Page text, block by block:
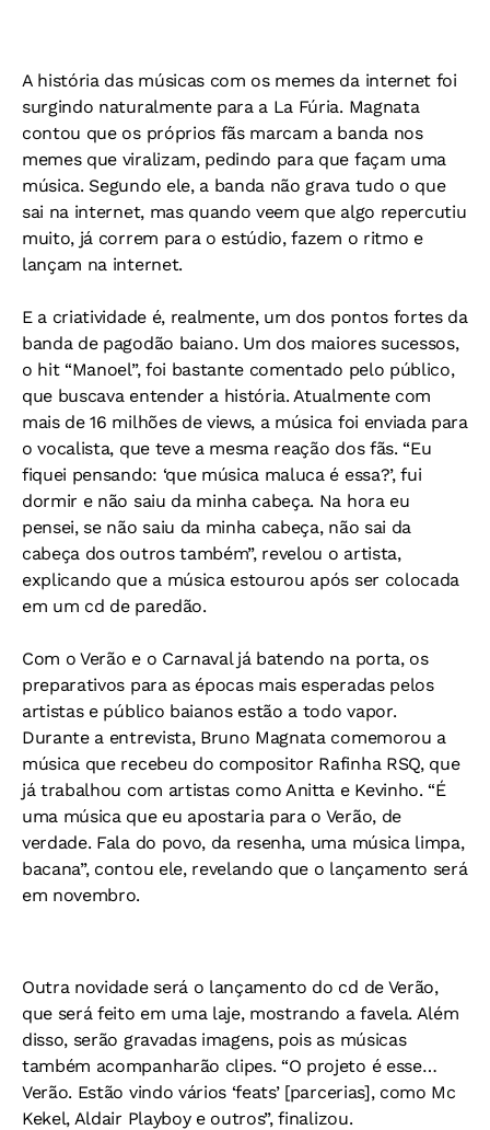
A história das músicas com os memes da internet foi
surgindo naturalmente para a La Fúria. Magnata
contou que os próprios fãs marcam a banda nos
memes que viralizam, pedindo para que façam uma
música. Segundo ele, a banda não grava tudo o que
sai na internet, mas quando veem que algo repercutiu
muito, já correm para o estúdio, fazem o ritmo e
lançam na internet.
E a criatividade é, realmente, um dos pontos fortes da
banda de pagodão baiano. Um dos maiores sucessos,
o hit “Manoel”, foi bastante comentado pelo público,
que buscava entender a história. Atualmente com
mais de 16 milhões de views, a música foi enviada para
o vocalista, que teve a mesma reação dos fãs. “Eu
fiquei pensando: ‘que música maluca é essa?’, fui
dormir e não saiu da minha cabeça. Na hora eu
pensei, se não saiu da minha cabeça, não sai da
cabeça dos outros também”, revelou o artista,
explicando que a música estourou após ser colocada
em um cd de paredão.
Com o Verão e o Carnaval já batendo na porta, os
preparativos para as épocas mais esperadas pelos
artistas e público baianos estão a todo vapor.
Durante a entrevista, Bruno Magnata comemorou a
música que recebeu do compositor Rafinha RSQ, que
já trabalhou com artistas como Anitta e Kevinho. “É
uma música que eu apostaria para o Verão, de
verdade. Fala do povo, da resenha, uma música limpa,
bacana”, contou ele, revelando que o lançamento será
em novembro.
Outra novidade será o lançamento do cd de Verão,
que será feito em uma laje, mostrando a favela. Além
disso, serão gravadas imagens, pois as músicas
também acompanharão clipes. “O projeto é esse…
Verão. Estão vindo vários ‘feats’ [parcerias], como Mc
Kekel, Aldair Playboy e outros”, finalizou.